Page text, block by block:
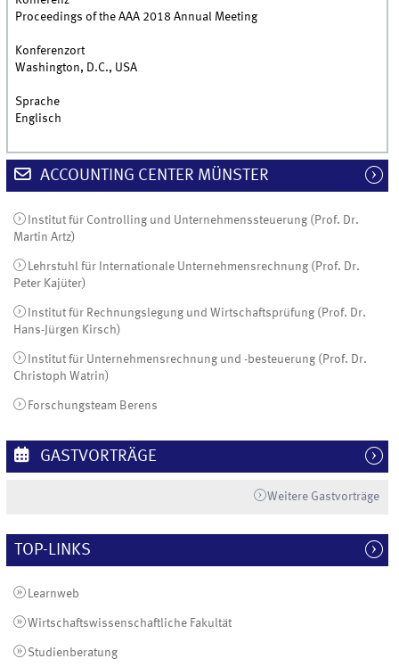
Proceedings of the AAA 2018 Annual Meeting
Konferenzort
Washington, D.C., USA
Sprache
Englisch
ACCOUNTING CENTER MÜNSTER
Institut für Controlling und Unternehmenssteuerung (Prof. Dr.
Martin Artz)
Lehrstuhl für Internationale Unternehmensrechnung (Prof. Dr.
Peter Kajüter)
Institut für Rechnungslegung und Wirtschaftsprüfung (Prof. Dr.
Hans-Jürgen Kirsch)
Institut für Unternehmensrechnung und -besteuerung (Prof. Dr.
Christoph Watrin)
Forschungsteam Berens
GASTVORTRÄGE
Weitere Gastvorträge
TOP-LINKS
Learnweb
Wirtschaftswissenschaftliche Fakultät
Studienberatung